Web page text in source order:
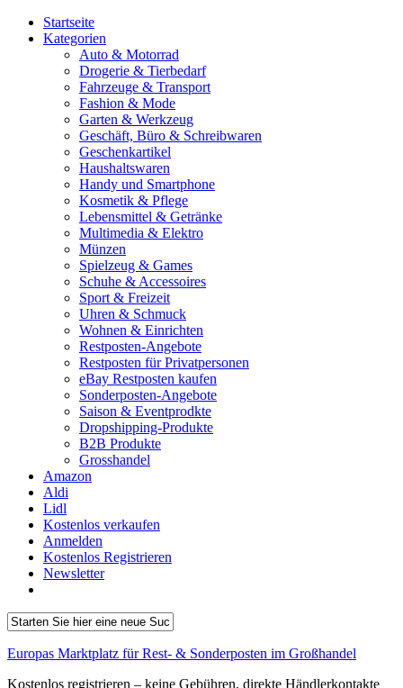
Startseite
Kategorien
Auto & Motorrad
Drogerie & Tierbedarf
Fahrzeuge & Transport
Fashion & Mode
Garten & Werkzeug
Geschäft, Büro & Schreibwaren
Geschenkartikel
Haushaltswaren
Handy und Smartphone
Kosmetik & Pflege
Lebensmittel & Getränke
Multimedia & Elektro
Münzen
Spielzeug & Games
Schuhe & Accessoires
Sport & Freizeit
Uhren & Schmuck
Wohnen & Einrichten
Restposten-Angebote
Restposten für Privatpersonen
eBay Restposten kaufen
Sonderposten-Angebote
Saison & Eventprodkte
Dropshipping-Produkte
B2B Produkte
Grosshandel
Amazon
Aldi
Lidl
Kostenlos verkaufen
Anmelden
Kostenlos Registrieren
Newsletter
Europas Marktplatz für Rest- & Sonderposten im Großhandel
Kostenlos registrieren – keine Gebühren, direkte Händlerkontakte